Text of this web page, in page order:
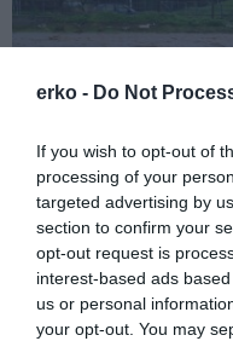
erko - Do Not
If you wish to opt-out of
processing of your
targeted advertising by
section to confirm your
opt-out request is
interest-based ads
us or personal
your opt-out. You may